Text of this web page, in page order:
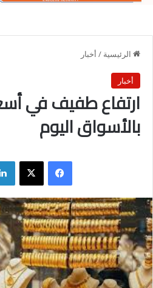
الرئيسية / أخبار
أخبار
ارتفاع طفيف في
بالأسواق اليوم
فيسبوك X